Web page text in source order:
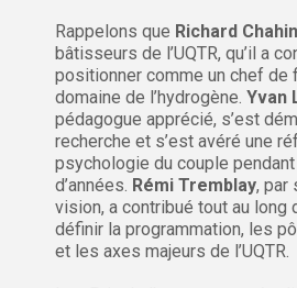
Rappelons que Richard
bâtisseurs de l’UQTR, qu’il a
positionner comme un chef de
domaine de l’hydrogène. Yvan
pédagogue apprécié, s’est
recherche et s’est avéré une
psychologie du couple
d’années. Rémi Tremblay, par
vision, a contribué tout au long
définir la programmation, les
et les axes majeurs de l’UQTR.